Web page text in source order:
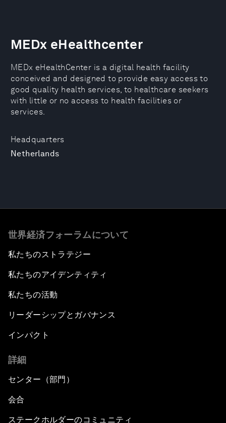
Headquarters
Netherlands
MEDx eHealthcenter
MEDx eHealthCenter is a digital health facility
conceived and designed to provide easy access to
good quality health services, to healthcare seekers
with little or no access to health facilities or
services.
世界経済フォーラムについて
私たちのストラテジー
私たちのアイデンティティ
私たちの活動
リーダーシップとガバナンス
インパクト
詳細
センター（部門）
会合
ステークホルダーのコミュニティ